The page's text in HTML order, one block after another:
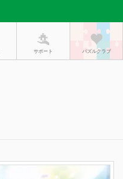
サポート パズルクラブ